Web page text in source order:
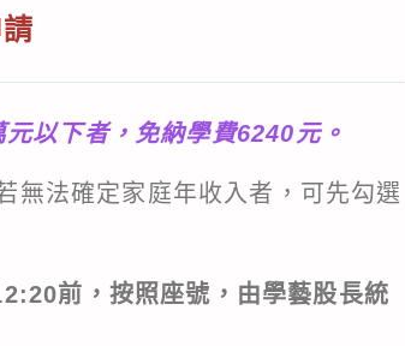
以下者，免納學費6240元。
無法確定家庭年收入者，可先勾選
前，按照座號，由學藝股長統